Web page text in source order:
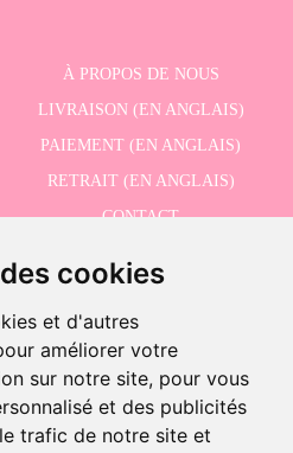
cookies
et d'autres
améliorer votre
sur notre site, pour vous
et des publicités
trafic de notre site et
À PROPOS DE NOUS
LIVRAISON (EN ANGLAIS)
PAIEMENT (EN ANGLAIS)
RETRAIT (EN ANGLAIS)
CONTACT
politique de confidentialité